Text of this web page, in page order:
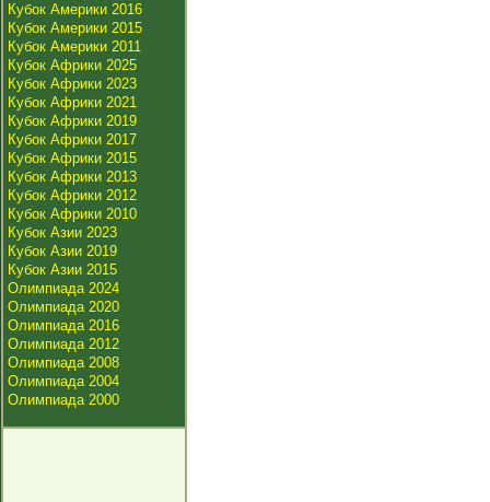
Кубок Америки 2016
Кубок Америки 2015
Кубок Америки 2011
Кубок Африки 2025
Кубок Африки 2023
Кубок Африки 2021
Кубок Африки 2019
Кубок Африки 2017
Кубок Африки 2015
Кубок Африки 2013
Кубок Африки 2012
Кубок Африки 2010
Кубок Азии 2023
Кубок Азии 2019
Кубок Азии 2015
Олимпиада 2024
Олимпиада 2020
Олимпиада 2016
Олимпиада 2012
Олимпиада 2008
Олимпиада 2004
Олимпиада 2000